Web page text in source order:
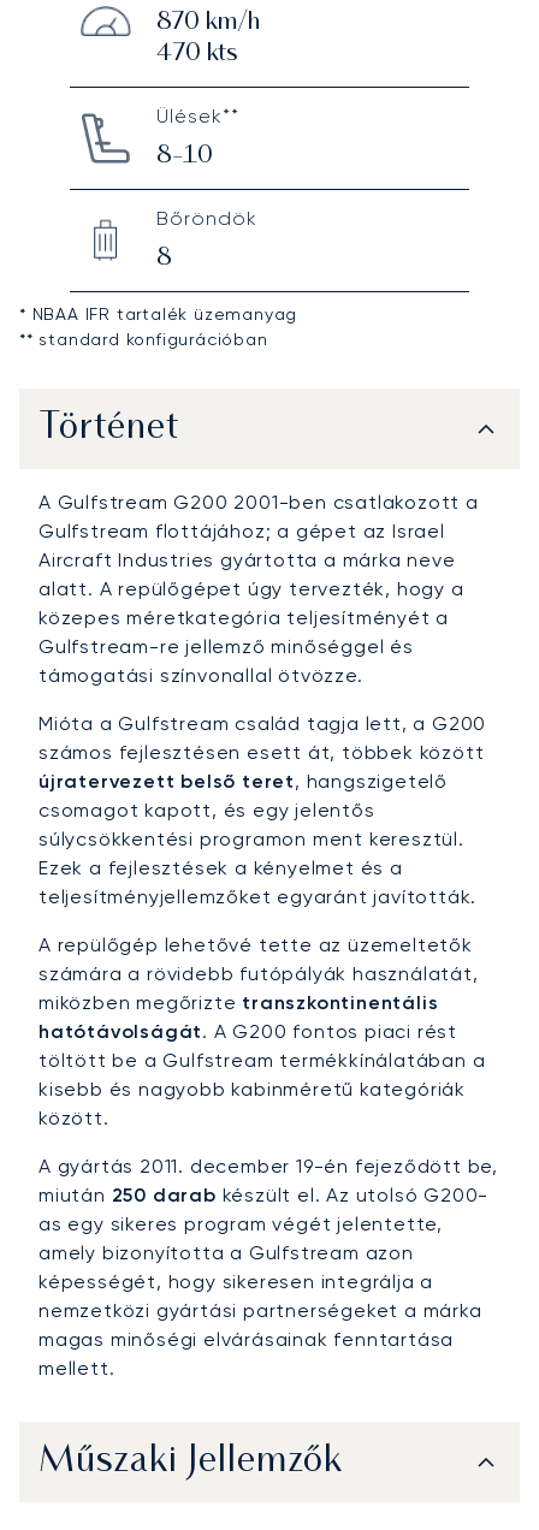
870 km/h
470 kts
Ülések**
8-10
Bőröndök
8
* NBAA IFR tartalék üzemanyag
** standard konfigurációban
Történet
A Gulfstream G200 2001-ben csatlakozott a
Gulfstream flottájához; a gépet az Israel
Aircraft Industries gyártotta a márka neve
alatt. A repülőgépet úgy tervezték, hogy a
közepes méretkategória teljesítményét a
Gulfstream-re jellemző minőséggel és
támogatási színvonallal ötvözze.
Mióta a Gulfstream család tagja lett, a G200
számos fejlesztésen esett át, többek között
újratervezett belső teret, hangszigetelő
csomagot kapott, és egy jelentős
súlycsökkentési programon ment keresztül.
Ezek a fejlesztések a kényelmet és a
teljesítményjellemzőket egyaránt javították.
A repülőgép lehetővé tette az üzemeltetők
számára a rövidebb futópályák használatát,
miközben megőrizte transzkontinentális
hatótávolságát. A G200 fontos piaci rést
töltött be a Gulfstream termékkínálatában a
kisebb és nagyobb kabinméretű kategóriák
között.
A gyártás 2011. december 19-én fejeződött be,
miután 250 darab készült el. Az utolsó G200-
as egy sikeres program végét jelentette,
amely bizonyította a Gulfstream azon
képességét, hogy sikeresen integrálja a
nemzetközi gyártási partnerségeket a márka
magas minőségi elvárásainak fenntartása
mellett.
Műszaki Jellemzők